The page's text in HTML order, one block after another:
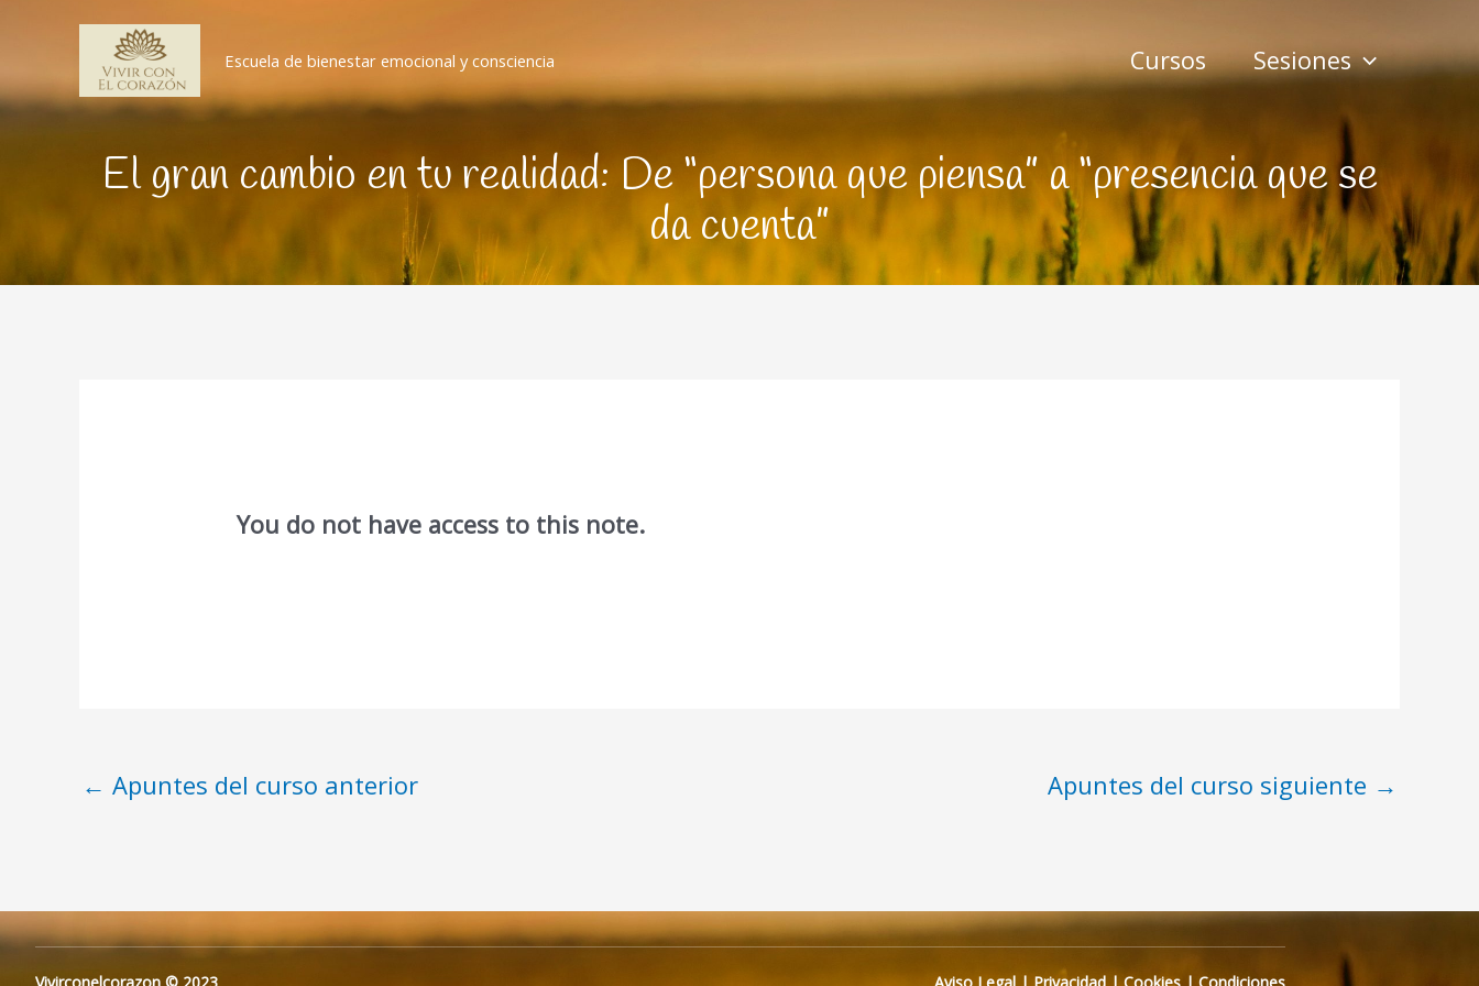
contenido
Escuela de bienestar emocional y consciencia Cursos Sesiones
El gran cambio en tu realidad: De “persona que piensa” a “presencia que se
da cuenta”
You do not have access to this note.
← Apuntes del curso anterior Apuntes del curso siguiente →